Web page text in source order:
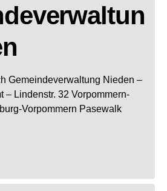
Gemeindeverwaltung Nieden –
– Lindenstr. 32 Vorpommern-
Vorpommern Pasewalk